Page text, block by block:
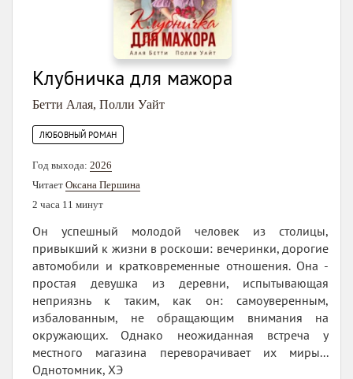
Клубничка для мажора
Бетти Алая, Полли Уайт
ЛЮБОВНЫЙ РОМАН
Год выхода: 2026
Читает Оксана Першина
2 часа 11 минут
Он успешный молодой человек из столицы,
привыкший к жизни в роскоши: вечеринки, дорогие
автомобили и кратковременные отношения. Она -
простая девушка из деревни, испытывающая
неприязнь к таким, как он: самоуверенным,
избалованным, не обращающим внимания на
окружающих. Однако неожиданная встреча у
местного магазина переворачивает их миры...
Однотомник, ХЭ